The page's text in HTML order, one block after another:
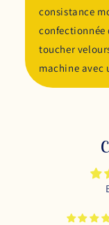
consistance
confectionnée
toucher
machine avec